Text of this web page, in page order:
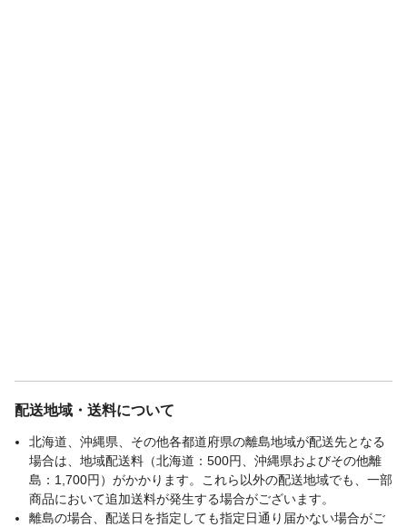
配送地域・送料について
北海道、沖縄県、その他各都道府県の離島地域が配送先となる
場合は、地域配送料（北海道：500円、沖縄県およびその他離
島：1,700円）がかかります。これら以外の配送地域でも、一部
商品において追加送料が発生する場合がございます。
離島の場合、配送日を指定しても指定日通り届かない場合がご